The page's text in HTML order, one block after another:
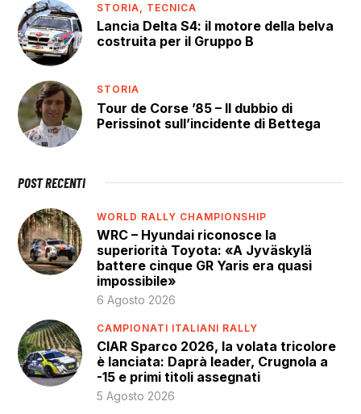
STORIA, TECNICA
Lancia Delta S4: il motore della belva
costruita per il Gruppo B
STORIA
Tour de Corse ’85 – Il dubbio di
Perissinot sull’incidente di Bettega
POST RECENTI
WORLD RALLY CHAMPIONSHIP
WRC – Hyundai riconosce la
superiorità Toyota: «A Jyväskylä
battere cinque GR Yaris era quasi
impossibile»
6 Agosto 2026
CAMPIONATI ITALIANI RALLY
CIAR Sparco 2026, la volata tricolore
è lanciata: Daprà leader, Crugnola a
-15 e primi titoli assegnati
5 Agosto 2026